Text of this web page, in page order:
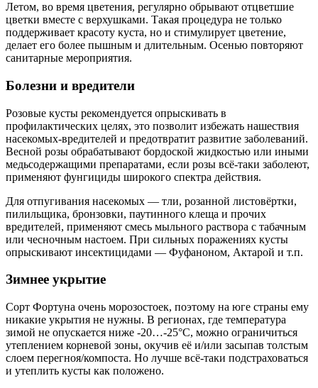
Летом, во время цветения, регулярно обрывают отцветшие
цветки вместе с верхушками. Такая процедура не только
поддерживает красоту куста, но и стимулирует цветение,
делает его более пышным и длительным. Осенью повторяют
санитарные мероприятия.
Болезни и вредители
Розовые кусты рекомендуется опрыскивать в
профилактических целях, это позволит избежать нашествия
насекомых-вредителей и предотвратит развитие заболеваний.
Весной розы обрабатывают бордоской жидкостью или иными
медьсодержащими препаратами, если розы всё-таки заболеют,
применяют фунгициды широкого спектра действия.
Для отпугивания насекомых — тли, розанной листовёртки,
пилильщика, бронзовки, паутинного клеща и прочих
вредителей, применяют смесь мыльного раствора с табачным
или чесночным настоем. При сильных поражениях кусты
опрыскивают инсектицидами — Фуфаноном, Актарой и т.п.
Зимнее укрытие
Сорт Фортуна очень морозостоек, поэтому на юге страны ему
никакие укрытия не нужны. В регионах, где температура
зимой не опускается ниже -20…-25°C, можно ограничиться
утеплением корневой зоны, окучив её и/или засыпав толстым
слоем перегноя/компоста. Но лучше всё-таки подстраховаться
и утеплить кусты как положено.